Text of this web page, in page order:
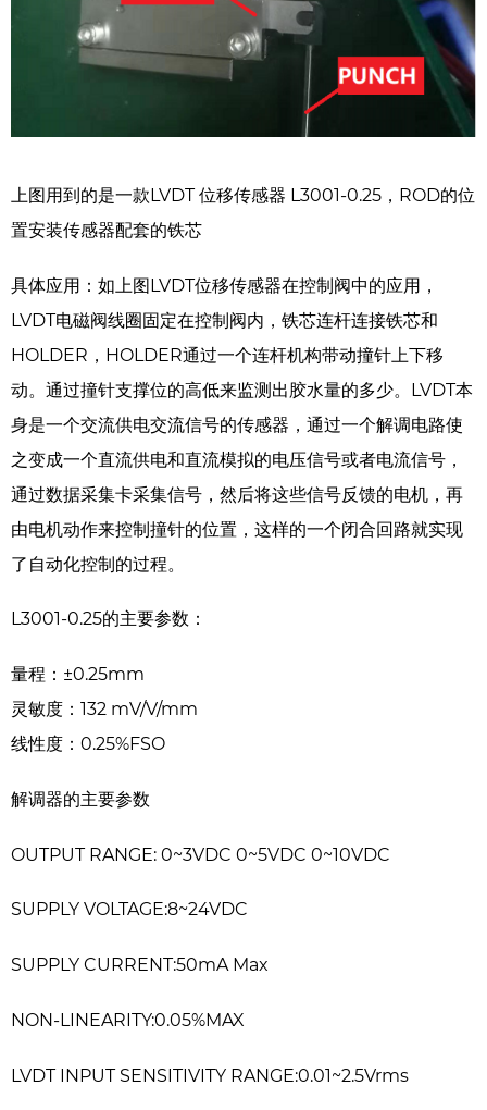
上图用到的是一款LVDT 位移传感器 L3001-0.25，ROD的位
置安装传感器配套的铁芯
具体应用：如上图LVDT位移传感器在控制阀中的应用，
LVDT电磁阀线圈固定在控制阀内，铁芯连杆连接铁芯和
HOLDER，HOLDER通过一个连杆机构带动撞针上下移
动。通过撞针支撑位的高低来监测出胶水量的多少。LVDT本
身是一个交流供电交流信号的传感器，通过一个解调电路使
之变成一个直流供电和直流模拟的电压信号或者电流信号，
通过数据采集卡采集信号，然后将这些信号反馈的电机，再
由电机动作来控制撞针的位置，这样的一个闭合回路就实现
了自动化控制的过程。
L3001-0.25的主要参数：
量程：±0.25mm
灵敏度：132 mV/V/mm
线性度：0.25%FSO
解调器的主要参数
OUTPUT RANGE: 0~3VDC 0~5VDC 0~10VDC
SUPPLY VOLTAGE:8~24VDC
SUPPLY CURRENT:50mA Max
NON-LINEARITY:0.05%MAX
LVDT INPUT SENSITIVITY RANGE:0.01~2.5Vrms